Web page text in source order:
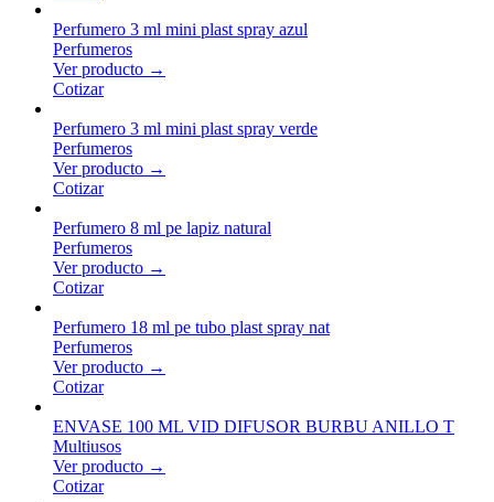
Perfumero 3 ml mini plast spray azul
Perfumeros
Ver producto →
Cotizar
Perfumero 3 ml mini plast spray verde
Perfumeros
Ver producto →
Cotizar
Perfumero 8 ml pe lapiz natural
Perfumeros
Ver producto →
Cotizar
Perfumero 18 ml pe tubo plast spray nat
Perfumeros
Ver producto →
Cotizar
ENVASE 100 ML VID DIFUSOR BURBU ANILLO T
Multiusos
Ver producto →
Cotizar